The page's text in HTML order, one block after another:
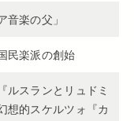
音楽の父」
民楽派の創始
ルスランとリュドミ
想的スケルツォ『カ